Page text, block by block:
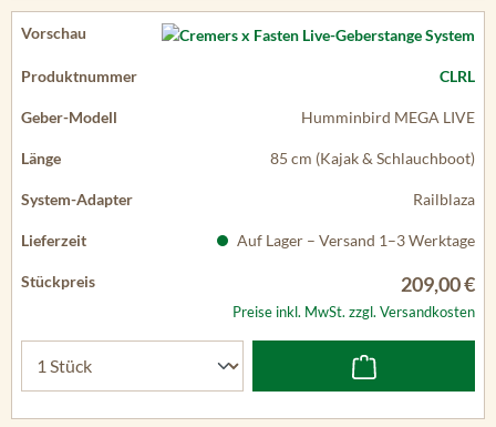
CLRL
Humminbird MEGA LIVE
85 cm (Kajak & Schlauchboot)
Railblaza
Auf Lager – Versand 1–3 Werktage
209,00 €
Preise inkl. MwSt. zzgl. Versandkosten